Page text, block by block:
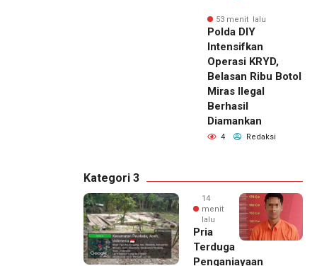
53 menit lalu
Polda DIY
Intensifkan
Operasi KRYD,
Belasan Ribu Botol
Miras Ilegal
Berhasil
Diamankan
4 Redaksi
Kategori 3
14
menit
lalu
Pria
Terduga
Penganiayaan